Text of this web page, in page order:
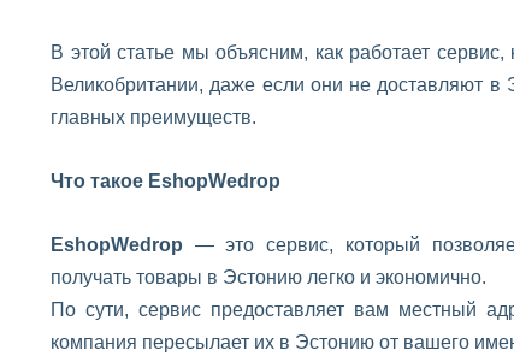
В этой статье мы объясним, как работает
Великобритании, даже если они не доставляют
главных преимуществ.
Что такое EshopWedrop
EshopWedrop — это сервис, который
получать товары в Эстонию легко и экономично.
По сути, сервис предоставляет вам местный
компания пересылает их в Эстонию от вашего